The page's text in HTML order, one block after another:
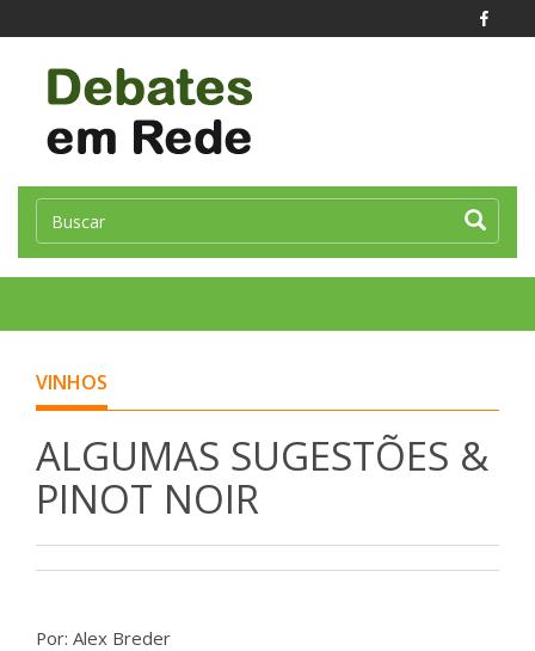
VINHOS
ALGUMAS SUGESTÕES &
PINOT NOIR
Por: Alex Breder